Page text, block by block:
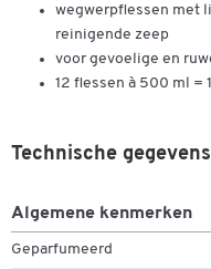
wegwerpflessen met
reinigende zeep
voor gevoelige en
12 flessen à 500 ml =
Technische gegevens
Algemene kenmerken
Geparfumeerd